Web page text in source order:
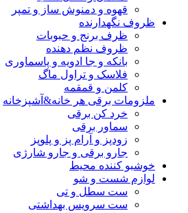
قهوه و دمنوش ساز و تمپر
ظروف نگهدارنده
ظرف برنج و حبوبات
ظروف نظم دهنده
بانکه و جا ادویه و پاسماوری
فلاسک و تراول ماگ
کلمن و قمقمه
ملزومات برقی هر خانه&آشپزخانه
خرد کن برقی
سماور برقی
زودپز و آرام پز و پلوپز
جارو برقی و جارو شارژی
خوشبو کننده محیط
لوازم شست و شو
ست سطل و تی
ست سرویس بهداشتی